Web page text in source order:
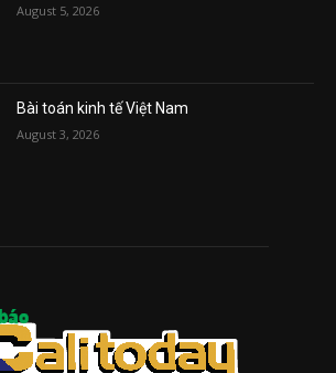
August 5, 2026
Bài toán kinh tế Việt Nam
August 3, 2026